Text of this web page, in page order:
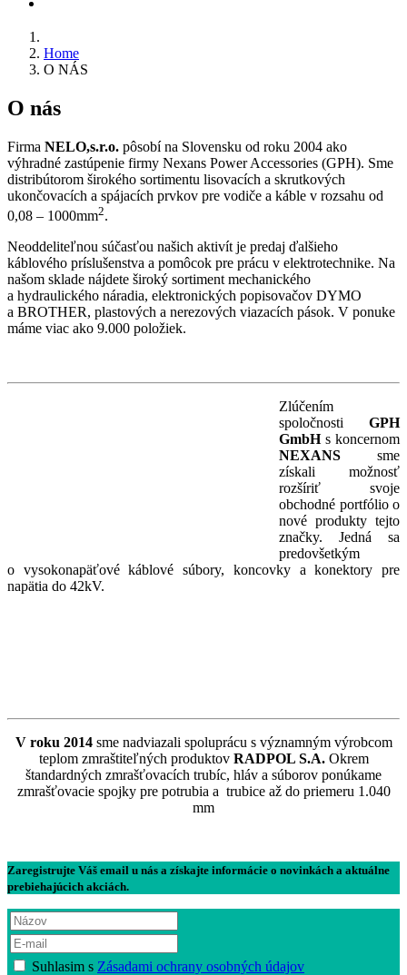
Home
O NÁS
O nás
Firma NELO,s.r.o. pôsobí na Slovensku od roku 2004 ako
výhradné zastúpenie firmy Nexans Power Accessories (GPH). Sme
distribútorom širokého sortimentu lisovacích a skrutkových
ukončovacích a spájacích prvkov pre vodiče a káble v rozsahu od
0,08 – 1000mm2.
Neoddeliteľnou súčasťou našich aktivít je predaj ďalšieho
káblového príslušenstva a pomôcok pre prácu v elektrotechnike. Na
našom sklade nájdete široký sortiment mechanického
a hydraulického náradia, elektronických popisovačov DYMO
a BROTHER, plastových a nerezových viazacích pások. V ponuke
máme viac ako 9.000 položiek.
Zlúčením
spoločnosti GPH
GmbHs koncernom
NEXANS sme
získali možnosť
rozšíriť svoje
obchodné portfólio o
nové produkty tejto
značky. Jedná sa
predovšetkým
o vysokonapäťové káblové súbory, koncovky a konektory pre
napätia do 42kV.
V roku 2014sme nadviazali spoluprácu s významným výrobcom
teplom zmraštiteľných produktov RADPOL S.A. Okrem
štandardných zmrašťovacích trubíc, hláv a súborov ponúkame
zmrašťovacie spojky pre potrubia a trubice až do priemeru 1.040
mm
Zaregistrujte Váš email u nás a získajte informácie o novinkách a aktuálne
prebiehajúcich akciách.
Suhlasim s Zásadami ochrany osobných údajov